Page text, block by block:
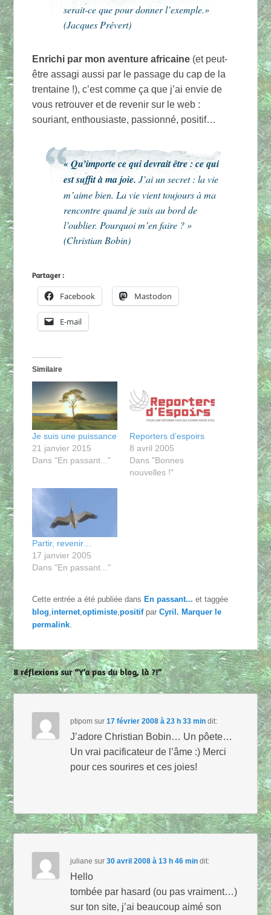
serait-ce que pour donner l’exemple.»
(Jacques Prévert)
Enrichi par mon aventure africaine (et peut-
être assagi aussi par le passage du cap de la
trentaine !), c’est comme ça que j’ai envie de
vous retrouver et de revenir sur le web :
souriant, enthousiaste, passionné, positif…
« Qu’importe ce qui devrait être : ce qui
est suffit à ma joie. J’ai un secret : la vie
m’aime bien. La vie vient toujours à ma
rencontre quand je suis au bord de
l’oublier. Pourquoi m’en faire ? »
(Christian Bobin)
Partager :
Facebook Mastodon
E-mail
Similaire
Je suis une puissance
21 janvier 2015
Dans "En passant..."
Reporters d’espoirs
8 avril 2005
Dans "Bonnes
nouvelles !"
Partir, revenir…
17 janvier 2005
Dans "En passant..."
Cette entrée a été publiée dansEn passant... et taggée
blog internet ,optimiste ,positifparCyril. Marquer le
permalink
8 réflexions sur “Y’a pas du blog, là ?!”
ptipom sur17 février 2008 à 23 h 33 min dit:
J’adore Christian Bobin… Un pôete…
Un vrai pacificateur de l’âme :) Merci
pour ces sourires et ces joies!
juliane sur30 avril 2008 à 13 h 46 min dit:
Hello
tombée par hasard (ou pas vraiment…)
sur ton site, j’ai beaucoup aimé son